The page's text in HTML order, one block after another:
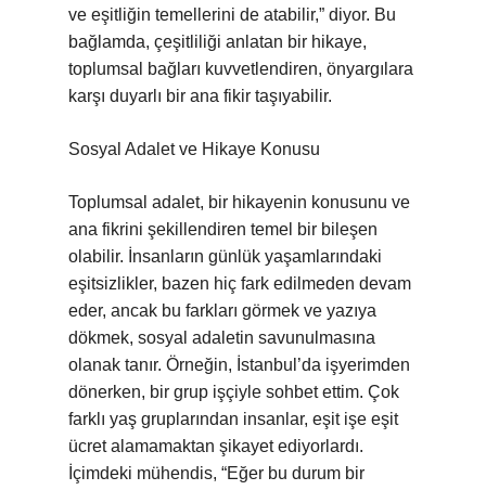
ve eşitliğin temellerini de atabilir,” diyor. Bu
bağlamda, çeşitliliği anlatan bir hikaye,
toplumsal bağları kuvvetlendiren, önyargılara
karşı duyarlı bir ana fikir taşıyabilir.
Sosyal Adalet ve Hikaye Konusu
Toplumsal adalet, bir hikayenin konusunu ve
ana fikrini şekillendiren temel bir bileşen
olabilir. İnsanların günlük yaşamlarındaki
eşitsizlikler, bazen hiç fark edilmeden devam
eder, ancak bu farkları görmek ve yazıya
dökmek, sosyal adaletin savunulmasına
olanak tanır. Örneğin, İstanbul’da işyerimden
dönerken, bir grup işçiyle sohbet ettim. Çok
farklı yaş gruplarından insanlar, eşit işe eşit
ücret alamamaktan şikayet ediyorlardı.
İçimdeki mühendis, “Eğer bu durum bir